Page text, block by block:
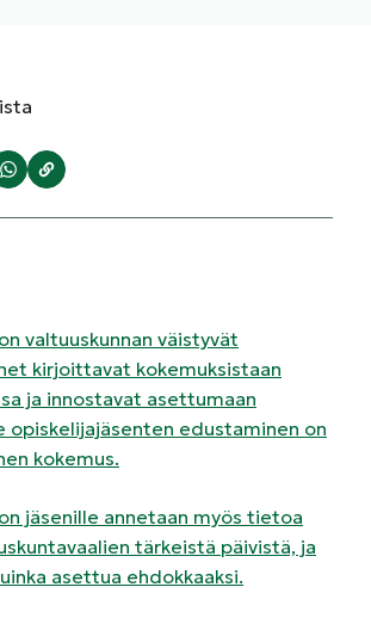
valtuuskunnan väistyvät
kirjoittavat kokemuksistaan
ja innostavat asettumaan
opiskelijajäsenten edustaminen on
kokemus.
jäsenille annetaan myös tietoa
tärkeistä päivistä, ja
asettua ehdokkaaksi.